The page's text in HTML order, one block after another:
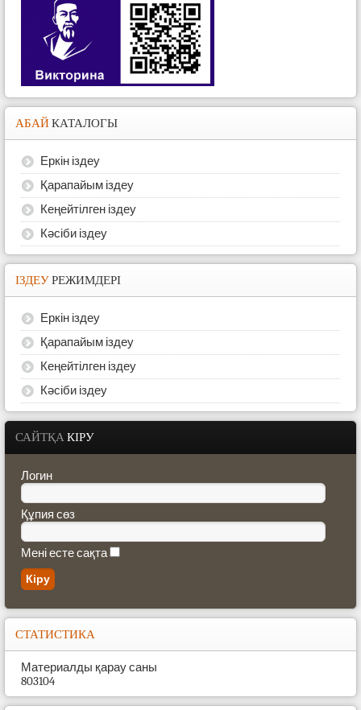
АБАЙКАТАЛОГЫ
Еркін іздеу
Қарапайым іздеу
Кеңейтілген іздеу
Кәсіби іздеу
ІЗДЕУРЕЖИМДЕРІ
Еркін іздеу
Қарапайым іздеу
Кеңейтілген іздеу
Кәсіби іздеу
САЙТҚАКІРУ
Логин
Құпия сөз
Мені есте сақта
СТАТИСТИКА
Материалды қарау саны
803104